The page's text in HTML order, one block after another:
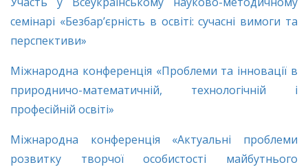
семінарі «Безбар’єрність в освіті: сучасні вимоги та
перспективи»
Міжнародна конференція «Проблеми та інновації в
природничо-математичній, технологічній і
професійній освіті»
Міжнародна конференція «Актуальні проблеми
розвитку творчої особистості майбутнього